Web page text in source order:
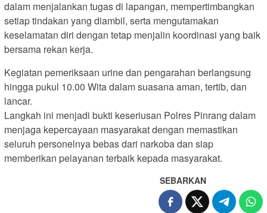
dalam menjalankan tugas di lapangan, mempertimbangkan
setiap tindakan yang diambil, serta mengutamakan
keselamatan diri dengan tetap menjalin koordinasi yang baik
bersama rekan kerja.
Kegiatan pemeriksaan urine dan pengarahan berlangsung
hingga pukul 10.00 Wita dalam suasana aman, tertib, dan
lancar.
Langkah ini menjadi bukti keseriusan Polres Pinrang dalam
menjaga kepercayaan masyarakat dengan memastikan
seluruh personelnya bebas dari narkoba dan siap
memberikan pelayanan terbaik kepada masyarakat.
SEBARKAN